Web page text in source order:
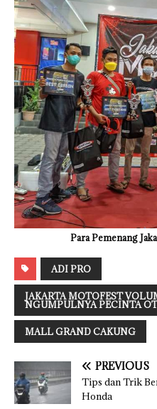
Para Pemenang
ADI PRO
JAKARTA MOTOFEST
NGUMPULNYA PECINTA
MALL GRAND CAKUNG
PREVIOUS
Tips dan Trik
Honda